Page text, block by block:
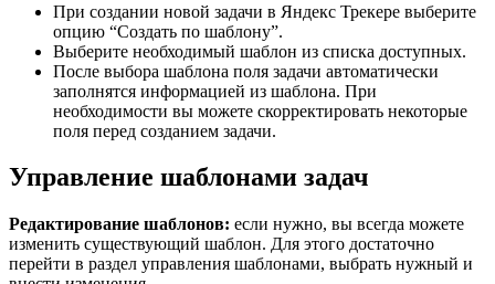
При создании новой задачи в Яндекс Трекере выберите
опцию “Создать по шаблону”.
Выберите необходимый шаблон из списка доступных.
После выбора шаблона поля задачи автоматически
заполнятся информацией из шаблона. При
необходимости вы можете скорректировать некоторые
поля перед созданием задачи.
Управление шаблонами задач
Редактирование шаблонов: если нужно, вы всегда можете
изменить существующий шаблон. Для этого достаточно
перейти в раздел управления шаблонами, выбрать нужный и